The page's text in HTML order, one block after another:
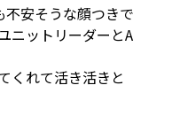
安そうな顔つきで
ニットリーダーとA
くれて活き活きと